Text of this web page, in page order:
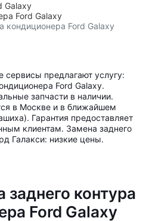
Galaxy
Ford Galaxy
кондиционера Ford Galaxy
предлагают услугу:
Ford Galaxy.
запчасти в наличии.
в Москве и в ближайшем
Гарантия предоставляет
клиентам. Замена заднего
Галакси: низкие цены.
контура
Ford Galaxy